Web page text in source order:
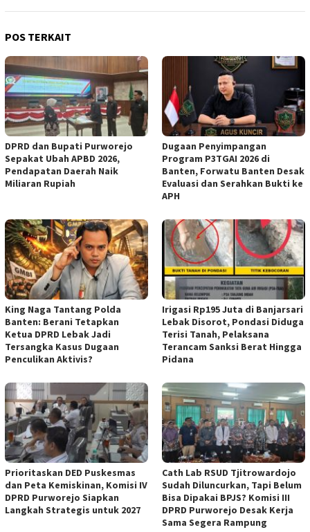
POS TERKAIT
DPRD dan Bupati Purworejo
Sepakat Ubah APBD 2026,
Pendapatan Daerah Naik
Miliaran Rupiah ‎
Dugaan Penyimpangan
Program P3TGAI 2026 di
Banten, Forwatu Banten Desak
Evaluasi dan Serahkan Bukti ke
APH
‎King Naga Tantang Polda
Banten: Berani Tetapkan
Ketua DPRD Lebak Jadi
Tersangka Kasus Dugaan
Penculikan Aktivis? ‎
Irigasi Rp195 Juta di Banjarsari
Lebak Disorot, Pondasi Diduga
Terisi Tanah, Pelaksana
Terancam Sanksi Berat Hingga
Pidana
‎Prioritaskan DED Puskesmas
dan Peta Kemiskinan, Komisi IV
DPRD Purworejo Siapkan
Langkah Strategis untuk 2027 ‎
‎Cath Lab RSUD Tjitrowardojo
Sudah Diluncurkan, Tapi Belum
Bisa Dipakai BPJS? Komisi III
DPRD Purworejo Desak Kerja
Sama Segera Rampung